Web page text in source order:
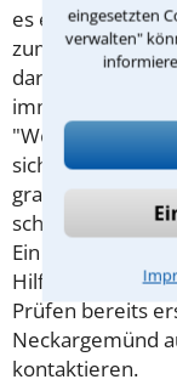
eingesetzten
verwalten"
es entsprechend
zum
darüber
immer wieder
"Wohlwollen"
sich der
grammatikalisch
schreiben oder
Ein Anwalt für
Hilfe leisten,
Prüfen bereits
Neckargemünd
kontaktieren.